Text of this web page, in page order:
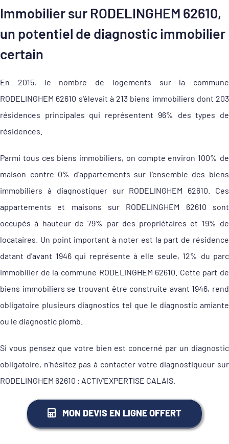
Immobilier sur RODELINGHEM 62610,
un potentiel de diagnostic immobilier
certain
En 2015, le nombre de logements sur la commune
RODELINGHEM 62610 s'élevait à 213 biens immobiliers dont 203
résidences principales qui représentent 96% des types de
résidences.
Parmi tous ces biens immobiliers, on compte environ 100% de
maison contre 0% d'appartements sur l'ensemble des biens
immobiliers à diagnostiquer sur RODELINGHEM 62610. Ces
appartements et maisons sur RODELINGHEM 62610 sont
occupés à hauteur de 79% par des propriétaires et 19% de
locataires. Un point important à noter est la part de résidence
datant d'avant 1946 qui représente à elle seule, 12% du parc
immobilier de la commune RODELINGHEM 62610. Cette part de
biens immobiliers se trouvant être construite avant 1946, rend
obligatoire plusieurs diagnostics tel que le diagnostic amiante
ou le diagnostic plomb.
Si vous pensez que votre bien est concerné par un diagnostic
obligatoire, n'hésitez pas à contacter votre diagnostiqueur sur
RODELINGHEM 62610 : ACTIV'EXPERTISE CALAIS.
MON DEVIS EN LIGNE OFFERT